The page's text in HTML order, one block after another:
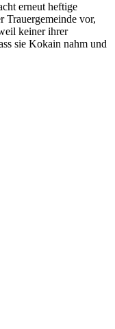
erneut heftige
vor,
keiner ihrer
sie Kokain nahm und